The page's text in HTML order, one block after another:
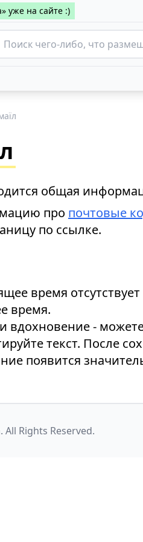
уже на сайте :)
общая
про почтовые
по ссылке.
время
время.
вдохновение -
текст. После
появится
All Rights Reserved.